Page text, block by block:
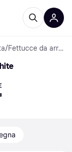
/ Fettucce da arrampicata